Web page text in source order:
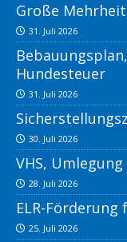
Große
31. Juli 2026
Hundesteuer
31. Juli 2026
30. Juli 2026
VHS,
28. Juli 2026
ELR-
25. Juli 2026